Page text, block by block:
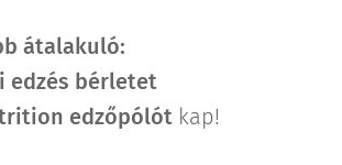
átalakuló:
edzés bérletet
edzőpólót kap!